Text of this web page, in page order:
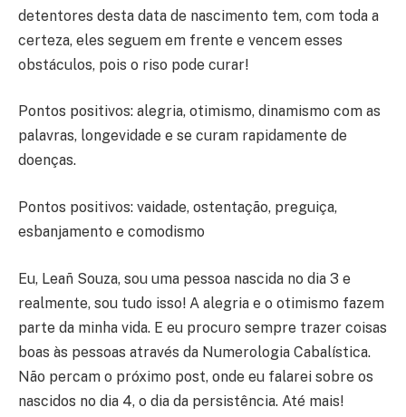
detentores desta data de nascimento tem, com toda a
certeza, eles seguem em frente e vencem esses
obstáculos, pois o riso pode curar!
Pontos positivos: alegria, otimismo, dinamismo com as
palavras, longevidade e se curam rapidamente de
doenças.
Pontos positivos: vaidade, ostentação, preguiça,
esbanjamento e comodismo
Eu, Leañ Souza, sou uma pessoa nascida no dia 3 e
realmente, sou tudo isso! A alegria e o otimismo fazem
parte da minha vida. E eu procuro sempre trazer coisas
boas às pessoas através da Numerologia Cabalística.
Não percam o próximo post, onde eu falarei sobre os
nascidos no dia 4, o dia da persistência. Até mais!